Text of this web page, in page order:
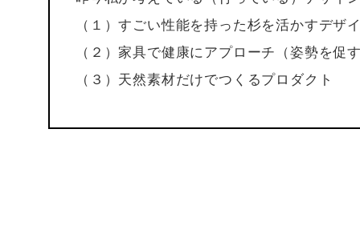
（１）すごい性能を持った杉を活かすデザ
（２）家具で健康にアプローチ（姿勢を促
（３）天然素材だけでつくるプロダクト